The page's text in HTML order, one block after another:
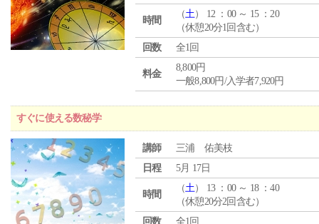
時間
（土） 12 ：00 ～ 15 ：20
（休憩20分1回含む）
回数
全1回
料金
8,800円
一般8,800円/入学者7,920円
すぐに使える数秘学
講師
三浦 佑美枝
日程
5月 17日
時間
（土） 13 ：00 ～ 18 ：40
（休憩20分2回含む）
回数
全1回